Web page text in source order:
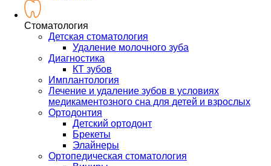
Стоматология
Детская стоматология
Удаление молочного зуба
Диагностика
КТ зубов
Имплантология
Лечение и удаление зубов в условиях
медикаментозного сна для детей и взрослых
Ортодонтия
Детский ортодонт
Брекеты
Элайнеры
Ортопедическая стоматология